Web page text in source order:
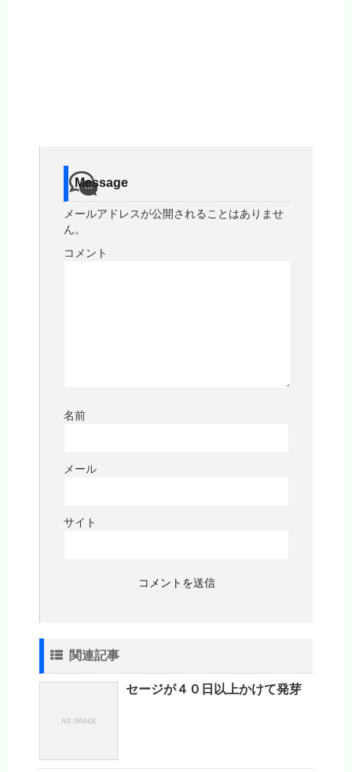
Message
メールアドレスが公開されることはありませ
ん。
コメント
名前
メール
サイト
関連記事
セージが４０日以上かけて発芽